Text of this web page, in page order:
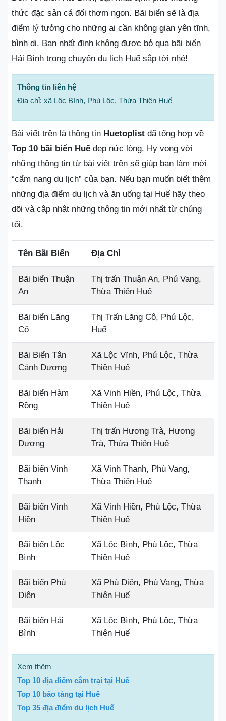
thức đặc sản cá đối thơm ngon. Bãi biển sẽ là địa
điểm lý tưởng cho những ai cần không gian yên tĩnh,
bình dị. Bạn nhất định không được bỏ qua bãi biển
Hải Bình trong chuyến du lịch Huế sắp tới nhé!
Thông tin liên hệ
Địa chỉ: xã Lộc Bình, Phú Lộc, Thừa Thiên Huế
Bài viết trên là thông tin Huetoplist đã tổng hợp về
Top 10 bãi biển Huếđẹp nức lòng. Hy vọng với
những thông tin từ bài viết trên sẽ giúp bạn làm mới
“cẩm nang du lịch” của bạn. Nếu bạn muốn biết thêm
những địa điểm du lịch và ăn uống tại Huế hãy theo
dõi và cập nhật những thông tin mới nhất từ chúng
tôi.
Tên Bãi Biển Địa Chỉ
Bãi biển Thuận
An
Thị trấn Thuận An, Phú Vang,
Thừa Thiên Huế
Bãi biển Lăng
Cô
Thị Trấn Lăng Cô, Phú Lộc,
Huế
Bãi Biển Tân
Cảnh Dương
Xã Lộc Vĩnh, Phú Lộc, Thừa
Thiên Huế
Bãi biển Hàm
Rồng
Xã Vinh Hiền, Phú Lộc, Thừa
Thiên Huế
Bãi biển Hải
Dương
Thị trấn Hương Trà, Hương
Trà, Thừa Thiên Huế
Bãi biển Vinh
Thanh
Xã Vinh Thanh, Phú Vang,
Thừa Thiên Huế
Bãi biển Vinh
Hiền
Xã Vinh Hiền, Phú Lộc, Thừa
Thiên Huế
Bãi biển Lộc
Bình
Xã Lộc Bình, Phú Lộc, Thừa
Thiên Huế
Bãi biển Phú
Diên
Xã Phú Diên, Phú Vang, Thừa
Thiên Huế
Bãi biển Hải
Bình
Xã Lộc Bình, Phú Lộc, Thừa
Thiên Huế
Xem thêm
Top 10 địa điểm cắm trại tại Huế
Top 10 bảo tàng tại Huế
Top 35 địa điểm du lịch Huế